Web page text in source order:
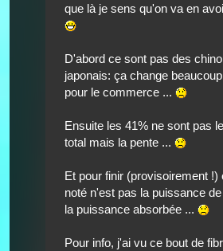
que là je sens qu'on va en
D'abord ce sont pas des
japonais: ça change
pour le commerce ...
Ensuite les 41% ne sont pas
total mais la pente ...
Et pour finir (provisoirement !)
noté n'est pas la puissance
la puissance absorbée ...
Pour info, j'ai vu ce bout de